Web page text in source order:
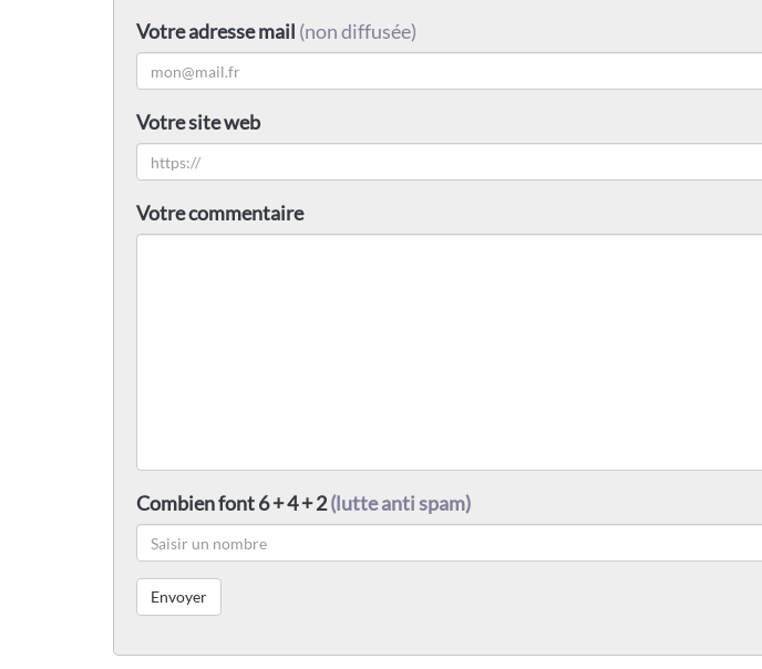
Votre adresse mail (non diffusée)
Votre site web
Votre commentaire
Combien font 6 + 4 + 2(lutte anti spam)